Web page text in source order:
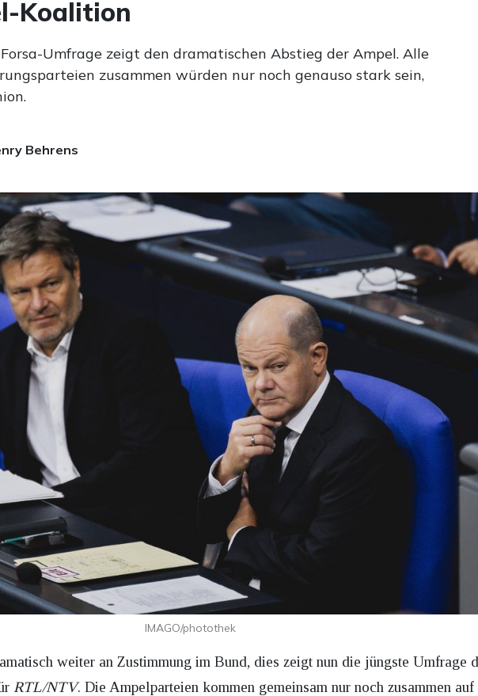
Koalition
Umfrage zeigt den dramatischen Abstieg der Ampel. Alle
zusammen würden nur noch genauso stark sein,
Behrens
IMAGO/photothek
weiter an Zustimmung im Bund, dies zeigt nun die jüngste Umfrage
RTL/NTV. Die Ampelparteien kommen gemeinsam nur noch zusammen auf